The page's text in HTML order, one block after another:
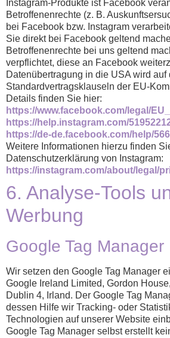
Instagram-Produkte ist Facebook
Betroffenenrechte (z. B.
bei Facebook bzw. Instagram
Sie direkt bei Facebook geltend
Betroffenenrechte bei uns geltend
verpflichtet, diese an Facebook
Datenübertragung in die USA wird auf
Standardvertragsklauseln der EU-
Details finden Sie hier:
https://www.facebook.com/legal/
https://help.instagram.com/
https://de-de.facebook.com/help/
Weitere Informationen hierzu finden
Datenschutzerklärung von Instagram:
https://instagram.com/about/legal/
6. Analyse-Tools
Werbung
Google Tag Manager
Wir setzen den Google Tag Manager
Google Ireland Limited, Gordon
Dublin 4, Irland. Der Google Tag
dessen Hilfe wir Tracking- oder
Technologien auf unserer Website
Google Tag Manager selbst erstellt